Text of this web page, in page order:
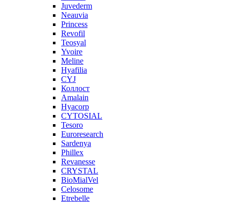
Juvederm
Neauvia
Princess
Revofil
Teosyal
Yvoire
Meline
Hyafilia
CYJ
Коллост
Amalain
Hyacorp
CYTOSIAL
Tesoro
Euroresearch
Sardenya
Phillex
Revanesse
CRYSTAL
BioMialVel
Celosome
Etrebelle